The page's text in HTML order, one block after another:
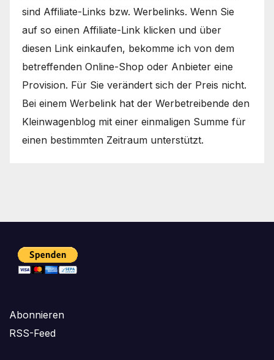
sind Affiliate-Links bzw. Werbelinks. Wenn Sie
auf so einen Affiliate-Link klicken und über
diesen Link einkaufen, bekomme ich von dem
betreffenden Online-Shop oder Anbieter eine
Provision. Für Sie verändert sich der Preis nicht.
Bei einem Werbelink hat der Werbetreibende den
Kleinwagenblog mit einer einmaligen Summe für
einen bestimmten Zeitraum unterstützt.
Abonnieren
RSS-Feed